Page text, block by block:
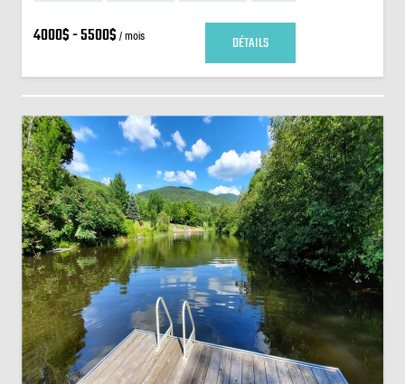
4000$ - 5500$ / mois DÉTAILS